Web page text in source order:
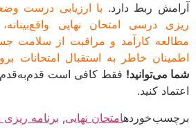
ربط دارد.با ارزیابی درست وضعیت
درسی امتحان نهایی واقع‌بینانه،
کارآمد و مراقبت از سلامت جسم و
خاطر به استقبال امتحانات بروید.
می‌توانید!فقط کافی است قدم‌به‌قدم پیش
کنید.
خوردهامتحان نهایی,برنامه ریزی